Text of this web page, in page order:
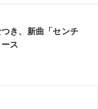
き、新曲「センチ
ス